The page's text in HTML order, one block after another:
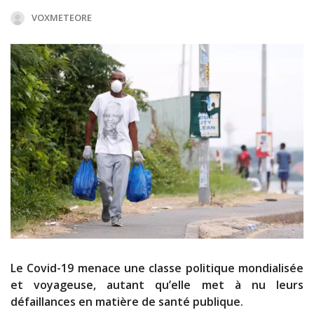
VOXMETEORE
Le Covid-19 menace une classe politique mondialisée
et voyageuse, autant qu’elle met à nu leurs
défaillances en matière de santé publique.